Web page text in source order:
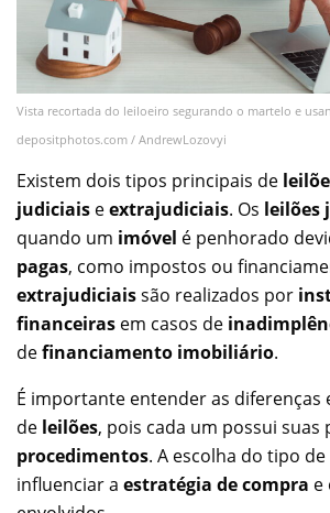
Vista recortada do leiloeiro segurando o martelo e
depositphotos.com / AndrewLozovyi
Existem dois tipos principais de
judiciais eextrajudiciais. Os leilões
quando um imóvel é penhorado
pagas, como impostos ou
extrajudiciaissão realizados por
financeiras em casos de
definanciamento imobiliário.
É importante entender as diferenças
de leilões, pois cada um possui suas
procedimentos. A escolha do tipo de
influenciar a estratégia de compra e